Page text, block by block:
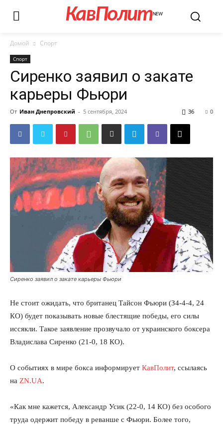
КавПолитNEW
Домой Спорт
Спорт
Сиренко заявил о закате
карьеры Фьюри
От Иван Днепровский - 5 сентября, 2024 0
36
Сиренко заявил о закате карьеры Фьюри
Не стоит ожидать, что британец Тайсон Фьюри (З4-4-4, 24
КО) будет показывать новые блестящие победы, его силы
иссякли. Такое заявление прозвучало от украинского боксера
Владислава Сиренко (21-0, 18 КО).
О событиях в мире бокса информирует КавПолит, ссылаясь
на ZN.UA.
«Как мне кажется, Александр Усик (22-0, 14 КО) без особого
труда одержит победу в реванше с Фьюри. Более того,